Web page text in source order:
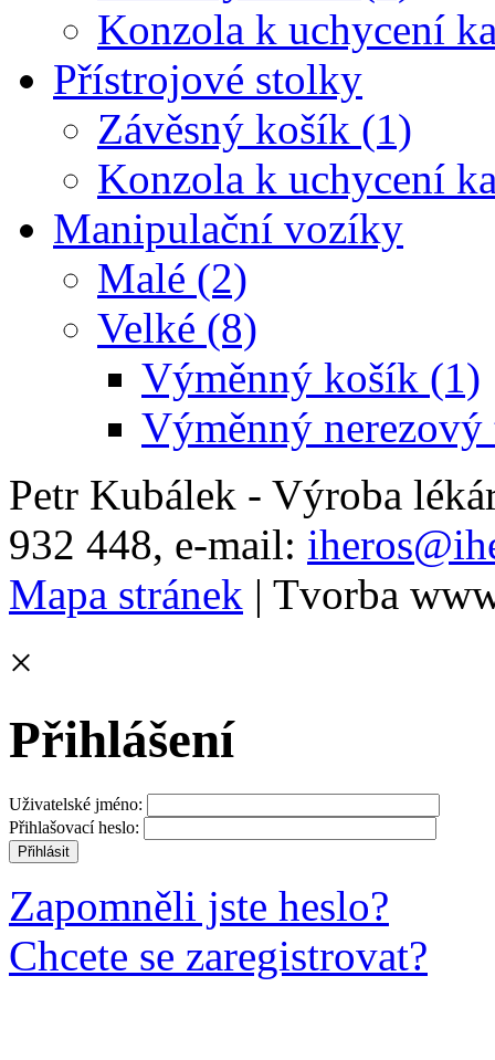
Konzola k uchycení
Přístrojové stolky
Závěsný košík (1)
Konzola k uchycení
Manipulační vozíky
Malé (2)
Velké (8)
Výměnný košík (1)
Výměnný nerezový
Petr Kubálek - Výroba
932 448, e-mail:
Mapa stránek | Tvorba
×
Přihlášení
Uživatelské jméno:
Přihlašovací heslo:
Zapomněli jste heslo?
Chcete se zaregistrovat?